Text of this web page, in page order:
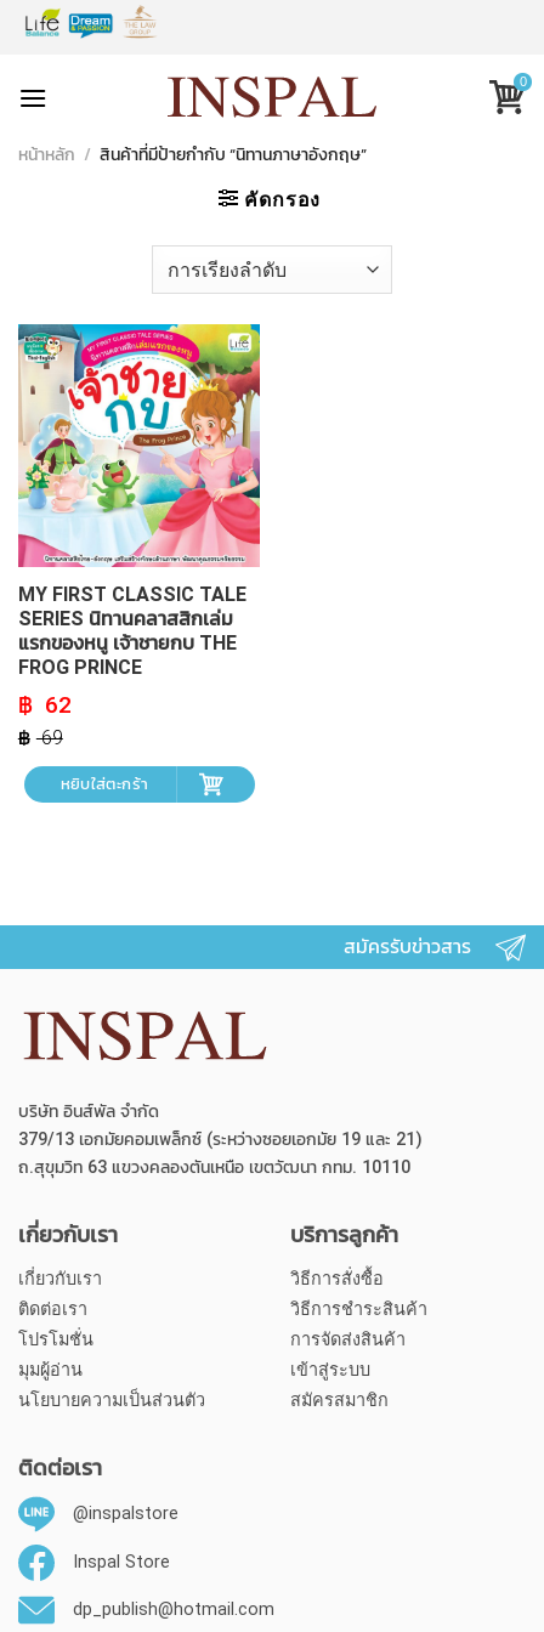
Skip
0
หน้าหลัก / สินค้าที่มีป้ายกำกับ “นิทานภาษาอังกฤษ”
คัดกรอง
MY FIRST CLASSIC TALE
SERIES นิทานคลาสสิกเล่ม
แรกของหนู เจ้าชายกบ THE
FROG PRINCE
69
Original
price
was:
฿ 69.
62
Current
price
is:
฿ 62.
หยิบใส่ตะกร้า
สมัครรับข่าวสาร
บริษัท อินส์พัล จำกัด
379/13 เอกมัยคอมเพล็กซ์ (ระหว่างซอยเอกมัย 19 และ 21)
ถ.สุขุมวิท 63 แขวงคลองตันเหนือ เขตวัฒนา กทม. 10110
เกี่ยวกับเรา
เกี่ยวกับเรา
ติดต่อเรา
โปรโมชั่น
มุมผู้อ่าน
นโยบายความเป็นส่วนตัว
บริการลูกค้า
วิธีการสั่งซื้อ
วิธีการชำระสินค้า
การจัดส่งสินค้า
เข้าสู่ระบบ
สมัครสมาชิก
ติดต่อเรา
@inspalstore
Inspal Store
dp_publish@hotmail.com